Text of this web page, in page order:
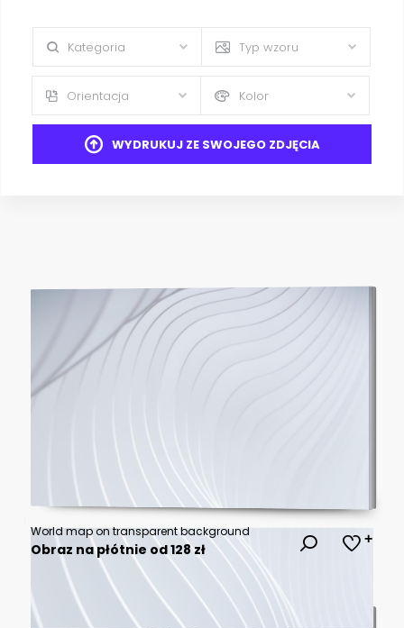
Kategoria Typ wzoru
Orientacja Kolor
WYDRUKUJ ZE SWOJEGO ZDJĘCIA
World map on transparent background
Obraz na płótnie od 128 zł